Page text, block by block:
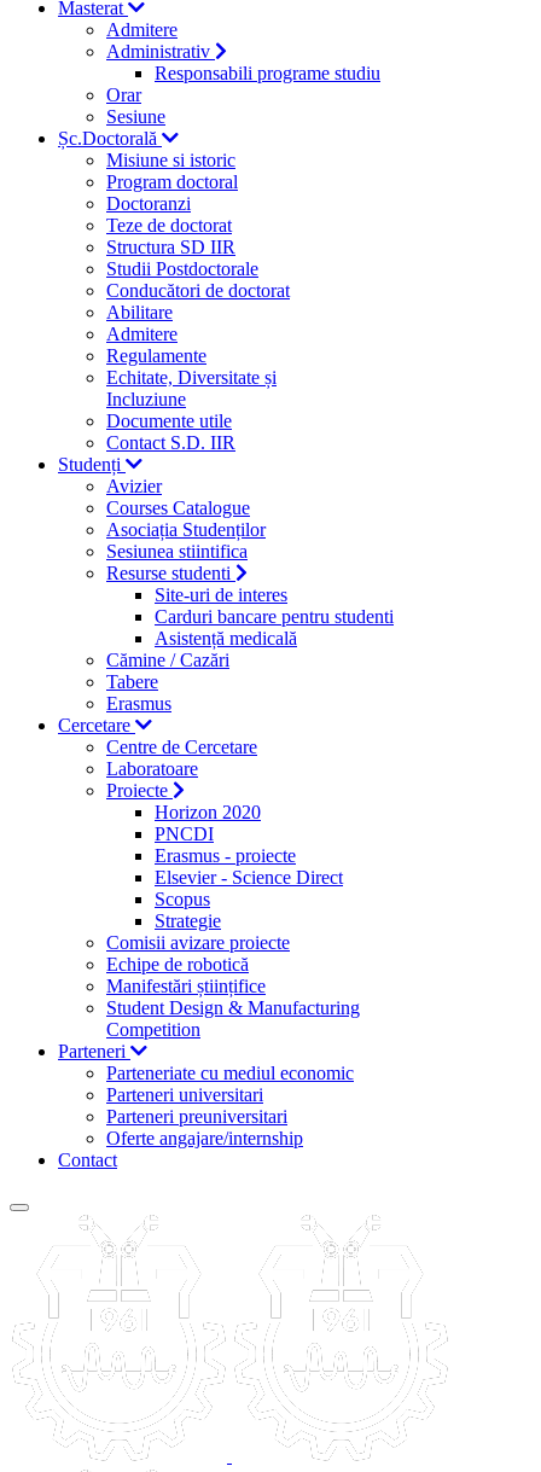
Masterat
Admitere
Administrativ
Responsabili programe studiu
Orar
Sesiune
Șc.Doctorală
Misiune si istoric
Program doctoral
Doctoranzi
Teze de doctorat
Structura SD IIR
Studii Postdoctorale
Conducători de doctorat
Abilitare
Admitere
Regulamente
Echitate, Diversitate și
Incluziune
Documente utile
Contact S.D. IIR
Studenți
Avizier
Courses Catalogue
Asociația Studenților
Sesiunea stiintifica
Resurse studenti
Site-uri de interes
Carduri bancare pentru studenti
Asistență medicală
Cămine / Cazări
Tabere
Erasmus
Cercetare
Centre de Cercetare
Laboratoare
Proiecte
Horizon 2020
PNCDI
Erasmus - proiecte
Elsevier - Science Direct
Scopus
Strategie
Comisii avizare proiecte
Echipe de robotică
Manifestări științifice
Student Design & Manufacturing
Competition
Parteneri
Parteneriate cu mediul economic
Parteneri universitari
Parteneri preuniversitari
Oferte angajare/internship
Contact